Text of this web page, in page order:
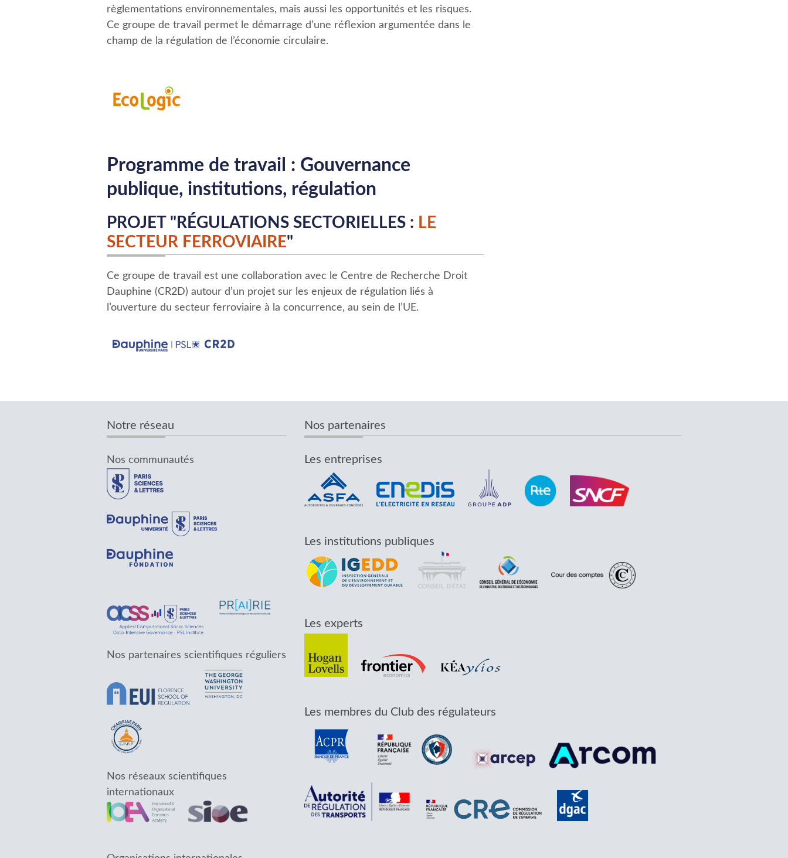
règlementations environnementales, mais aussi les opportunités et les risques.
Ce groupe de travail permet le démarrage d’une réflexion argumentée dans le
champ de la régulation de l’économie circulaire.
Programme de travail : Gouvernance
publique, institutions, régulation
PROJET " RÉGULATIONS SECTORIELLES : LE
SECTEUR FERROVIAIRE"
Ce groupe de travail est une collaboration avec le Centre de Recherche Droit
Dauphine (CR2D) autour d’un projet sur les enjeux de régulation liés à
l’ouverture du secteur ferroviaire à la concurrence, au sein de l’UE.
Notre réseau
Nos communautés
Nos partenaires scientifiques réguliers
Nos réseaux scientifiques
internationaux
Nos partenaires
Les entreprises
Les institutions publiques
Les experts
Les membres du Club des régulateurs